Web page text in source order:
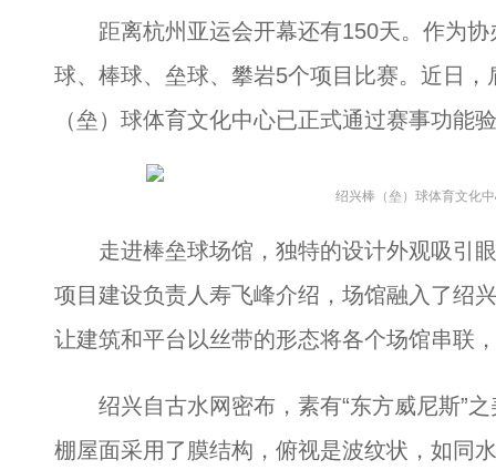
距离杭州亚运会开幕还有150天。作为协
球、棒球、垒球、攀岩5个项目比赛。近日
（垒）球体育文化中心已正式通过赛事功能
绍兴棒（垒）球体育文化
走进棒垒球场馆，独特的设计外观吸引眼
项目建设负责人寿飞峰介绍，场馆融入了绍
让建筑和平台以丝带的形态将各个场馆串联
绍兴自古水网密布，素有“东方威尼斯”之
棚屋面采用了膜结构，俯视是波纹状，如同